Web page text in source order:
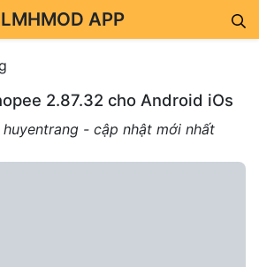
LMHMOD APP
2.87.32 cho Android iOs
- cập nhật mới nhất